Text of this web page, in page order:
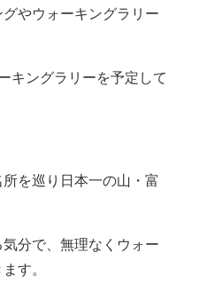
やウォーキングラリー
キングラリーを予定して
を巡り日本一の山・富
分で、無理なくウォー
す。